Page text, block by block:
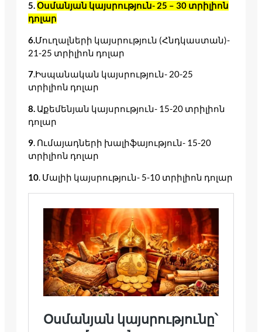
5.Օսմանյան կայսրություն- 25 – 30 տրիլիոն
դոլար
6.Մուղալների կայսրություն (Հնդկաստան)-
21-25 տրիլիոն դոլար
7.Իսպանական կայսրություն- 20-25
տրիլիոն դոլար
8. Աքեմենյան կայսրություն- 15-20 տրիլիոն
դոլար
9. Ումայադների խալիֆայություն- 15-20
տրիլիոն դոլար
10. Մալիի կայսրություն- 5-10 տրիլիոն դոլար